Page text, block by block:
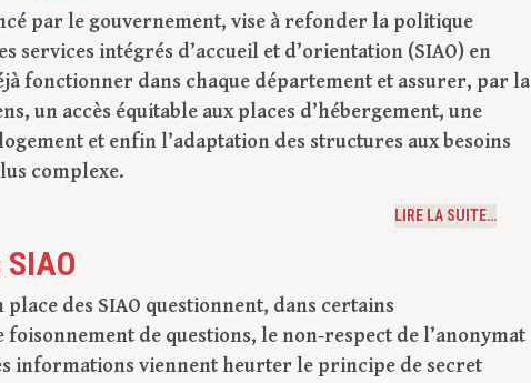
par le gouvernement, vise à refonder la politique
services intégrés d’accueil et d’orientation (SIAO) en
fonctionner dans chaque département et assurer, par la
un accès équitable aux places d’hébergement, une
et enfin l’adaptation des structures aux besoins
complexe.
LIRE LA SUITE…
des SIAO questionnent, dans certains
de questions, le non-respect de l’anonymat
informations viennent heurter le principe de secret